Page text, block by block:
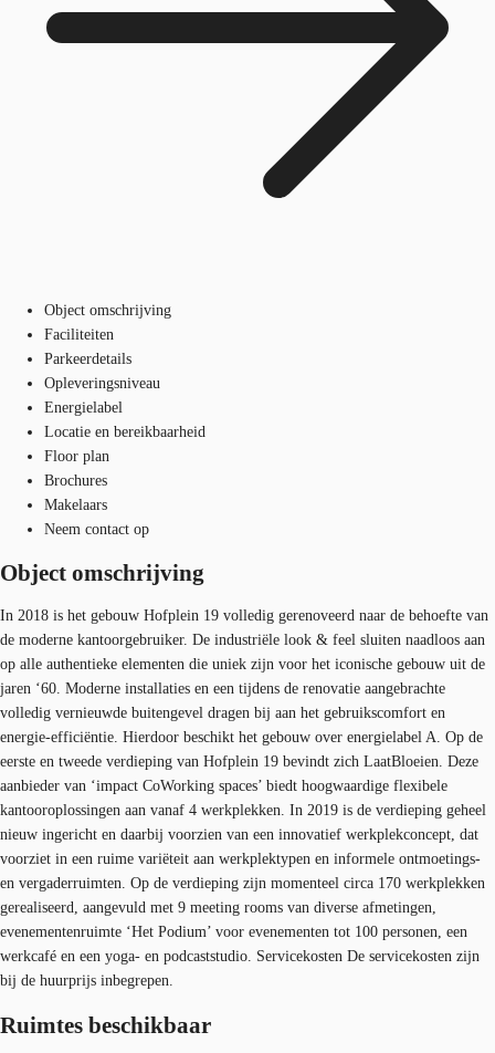
Object omschrijving
Faciliteiten
Parkeerdetails
Opleveringsniveau
Energielabel
Locatie en bereikbaarheid
Floor plan
Brochures
Makelaars
Neem contact op
Object omschrijving
In 2018 is het gebouw Hofplein 19 volledig gerenoveerd naar de behoefte van
de moderne kantoorgebruiker. De industriële look & feel sluiten naadloos aan
op alle authentieke elementen die uniek zijn voor het iconische gebouw uit de
jaren ‘60. Moderne installaties en een tijdens de renovatie aangebrachte
volledig vernieuwde buitengevel dragen bij aan het gebruikscomfort en
energie-efficiëntie. Hierdoor beschikt het gebouw over energielabel A. Op de
eerste en tweede verdieping van Hofplein 19 bevindt zich LaatBloeien. Deze
aanbieder van ‘impact CoWorking spaces’ biedt hoogwaardige flexibele
kantooroplossingen aan vanaf 4 werkplekken. In 2019 is de verdieping geheel
nieuw ingericht en daarbij voorzien van een innovatief werkplekconcept, dat
voorziet in een ruime variëteit aan werkplektypen en informele ontmoetings-
en vergaderruimten. Op de verdieping zijn momenteel circa 170 werkplekken
gerealiseerd, aangevuld met 9 meeting rooms van diverse afmetingen,
evenementenruimte ‘Het Podium’ voor evenementen tot 100 personen, een
werkcafé en een yoga- en podcaststudio. Servicekosten De servicekosten zijn
bij de huurprijs inbegrepen.
Ruimtes beschikbaar